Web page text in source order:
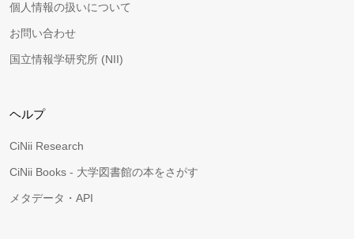
個人情報の扱いについて
お問い合わせ
国立情報学研究所 (NII)
ヘルプ
CiNii Research
CiNii Books - 大学図書館の本をさがす
メタデータ・API